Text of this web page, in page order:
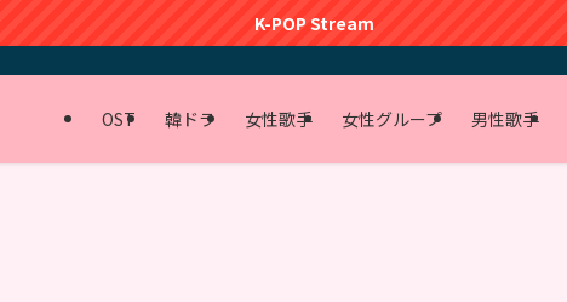
K-POP Stream
OST 韓ドラ 女性歌手 女性グループ 男性歌手